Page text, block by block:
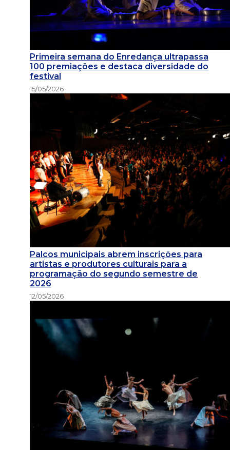
Primeira semana do Enredança ultrapassa
100 premiações e destaca diversidade do
festival
15/05/2026
Palcos municipais abrem inscrições para
artistas e produtores culturais para a
programação do segundo semestre de
2026
12/05/2026